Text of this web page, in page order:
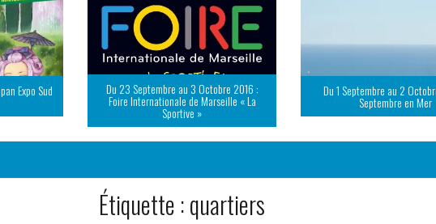
Expo Sud Du 23 Septembre au 3 Octobre 2016 :
Foire Internationale de Marseille « La
Sportive »
Du 1 Septembre au 2
Septembre en Mer
Étiquette :quartiers